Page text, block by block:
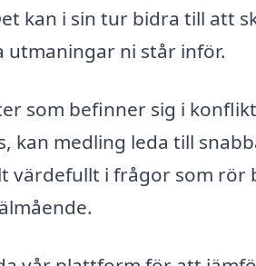
kan i sin tur bidra till att
utmaningar ni står inför.
som befinner sig i
kan medling leda till
värdefullt i frågor som rör